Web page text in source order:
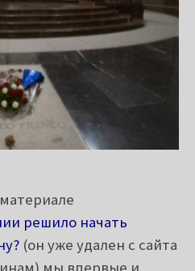
решило начать
(он уже удален с сайта